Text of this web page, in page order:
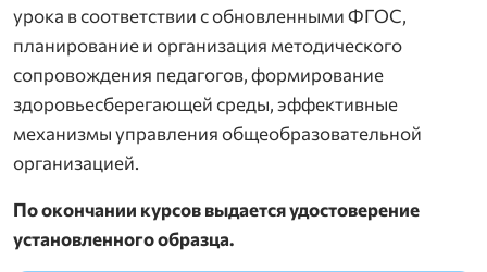
урока в соответствии с обновленными ФГОС,
планирование и организация методического
сопровождения педагогов, формирование
здоровьесберегающей среды, эффективные
механизмы управления общеобразовательной
организацией.
По окончании курсов выдается удостоверение
установленного образца.